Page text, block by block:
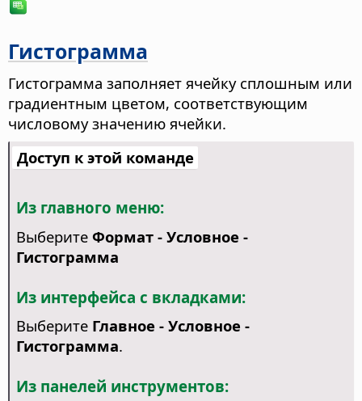
Гистограмма
Гистограмма заполняет ячейку сплошным или
градиентным цветом, соответствующим
числовому значению ячейки.
Доступ к этой команде
Из главного меню:
Выберите Формат - Условное -
Гистограмма
Из интерфейса с вкладками:
Выберите Главное - Условное -
Гистограмма.
Из панелей инструментов: